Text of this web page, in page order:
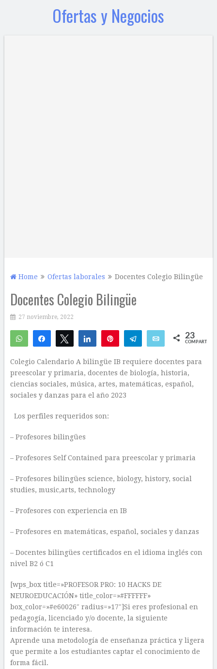
Ofertas y Negocios
Home Ofertas laborales Docentes Colegio Bilingüe
Docentes Colegio Bilingüe
27 noviembre, 2022
WhatsAppCompartirTwittear Compartir Telegram Email 23
COMPARTIR
Colegio Calendario A bilingüe IB requiere docentes para
preescolar y primaria, docentes de biología, historia,
ciencias sociales, música, artes, matemáticas, español,
sociales y danzas para el año 2023
Los perfiles requeridos son:
– Profesores bilingües
– Profesores Self Contained para preescolar y primaria
– Profesores bilingües science, biology, history, social
studies, music,arts, technology
– Profesores con experiencia en IB
– Profesores en matemáticas, español, sociales y danzas
– Docentes bilingües certificados en el idioma inglés con
nivel B2 ó C1
[wps_box title=»PROFESOR PRO: 10 HACKS DE
NEUROEDUCACIÓN» title_color=»#FFFFFF»
box_color=»#e60026″ radius=»17″]Si eres profesional en
pedagogía, licenciado y/o docente, la siguiente
información te interesa.
Aprende una metodología de enseñanza práctica y ligera
que permite a los estudiantes captar el conocimiento de
forma fácil.